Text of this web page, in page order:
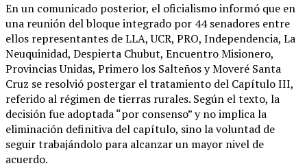
En un comunicado posterior, el oficialismo informó que en
una reunión del bloque integrado por 44 senadores entre
ellos representantes de LLA, UCR, PRO, Independencia, La
Neuquinidad, Despierta Chubut, Encuentro Misionero,
Provincias Unidas, Primero los Salteños y Moveré Santa
Cruz se resolvió postergar el tratamiento del Capítulo III,
referido al régimen de tierras rurales. Según el texto, la
decisión fue adoptada “por consenso” y no implica la
eliminación definitiva del capítulo, sino la voluntad de
seguir trabajándolo para alcanzar un mayor nivel de
acuerdo.